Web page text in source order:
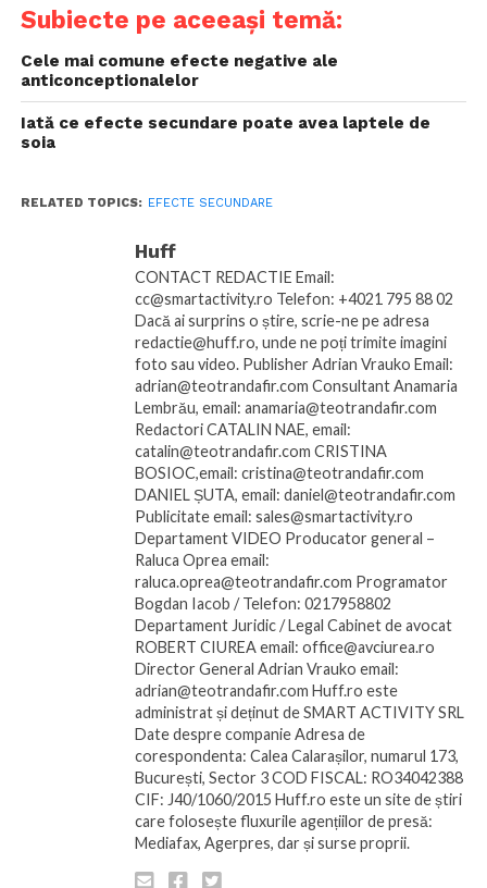
Subiecte pe aceeași temă:
Cele mai comune efecte negative ale
anticonceptionalelor
Iată ce efecte secundare poate avea laptele de
soia
RELATED TOPICS: EFECTE SECUNDARE
Huff
CONTACT REDACTIE Email:
cc@smartactivity.ro Telefon: +4021 795 88 02
Dacă ai surprins o știre, scrie-ne pe adresa
redactie@huff.ro, unde ne poți trimite imagini
foto sau video. Publisher Adrian Vrauko Email:
adrian@teotrandafir.com Consultant Anamaria
Lembrău, email: anamaria@teotrandafir.com
Redactori CATALIN NAE, email:
catalin@teotrandafir.com CRISTINA
BOSIOC,email: cristina@teotrandafir.com
DANIEL ȘUTA, email: daniel@teotrandafir.com
Publicitate email: sales@smartactivity.ro
Departament VIDEO Producator general –
Raluca Oprea email:
raluca.oprea@teotrandafir.com Programator
Bogdan Iacob / Telefon: 0217958802
Departament Juridic / Legal Cabinet de avocat
ROBERT CIUREA email: office@avciurea.ro
Director General Adrian Vrauko email:
adrian@teotrandafir.com Huff.ro este
administrat și deținut de SMART ACTIVITY SRL
Date despre companie Adresa de
corespondenta: Calea Calarașilor, numarul 173,
București, Sector 3 COD FISCAL: RO34042388
CIF: J40/1060/2015 Huff.ro este un site de știri
care folosește fluxurile agențiilor de presă:
Mediafax, Agerpres, dar și surse proprii.